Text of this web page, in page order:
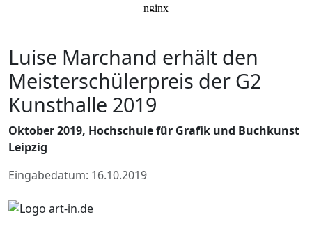
Luise Marchand erhält den
Meisterschülerpreis der G2
Kunsthalle 2019
Oktober 2019, Hochschule für Grafik und Buchkunst
Leipzig
Eingabedatum: 16.10.2019